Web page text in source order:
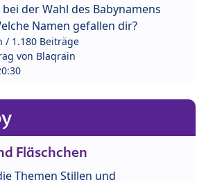
der Wahl des Babynamens
Namen gefallen dir?
/ 1.180 Beiträge
von Blaqrain
Fläschchen
Themen Stillen und